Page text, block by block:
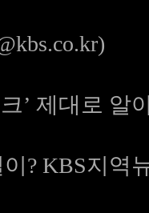
’ 제대로 알
? KBS지역